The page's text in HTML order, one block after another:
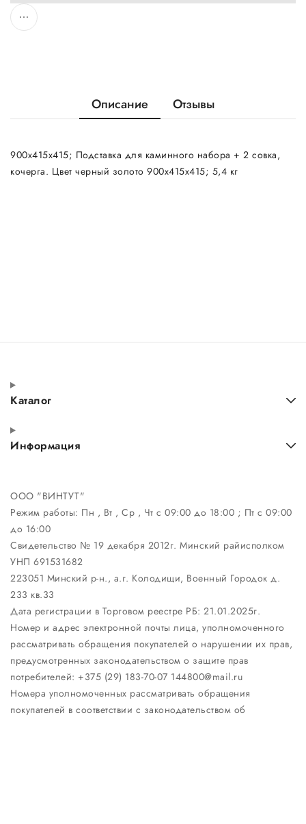
Описание Отзывы
900х415х415; Подставка для каминного набора + 2 совка,
кочерга. Цвет черный золото 900х415х415; 5,4 кг
Каталог
Информация
ООО "ВИНТУТ"
Режим работы: Пн , Вт , Ср , Чт c 09:00 до 18:00 ; Пт c 09:00
до 16:00
Свидетельство № 19 декабря 2012г. Минский райисполком
УНП 691531682
223051 Минский р-н., а.г. Колодищи, Военный Городок д.
233 кв.33
Дата регистрации в Торговом реестре РБ: 21.01.2025г.
Номер и адрес электронной почты лица, уполномоченного
рассматривать обращения покупателей о нарушении их прав,
предусмотренных законодательством о защите прав
потребителей: +375 (29) 183-70-07 144800@mail.ru
Номера уполномоченных рассматривать обращения
покупателей в соответствии с законодательством об